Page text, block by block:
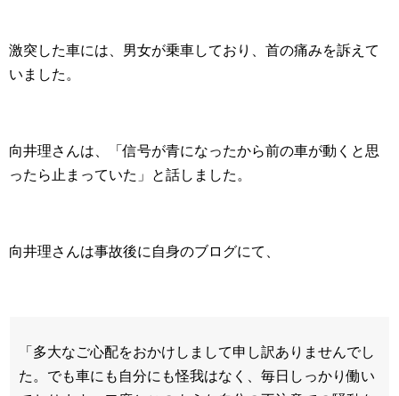
激突した車には、男女が乗車しており、首の痛みを訴えて
いました。
向井理さんは、「信号が青になったから前の車が動くと思
ったら止まっていた」と話しました。
向井理さんは事故後に自身のブログにて、
「多大なご心配をおかけしまして申し訳ありませんでし
た。でも車にも自分にも怪我はなく、毎日しっかり働い